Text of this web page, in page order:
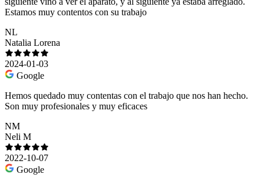
Estamos muy contentos con su trabajo
NL
Natalia Lorena
2024-01-03
Google
Hemos quedado muy contentas con el trabajo que nos han hecho.
Son muy profesionales y muy eficaces
NM
Neli M
2022-10-07
Google